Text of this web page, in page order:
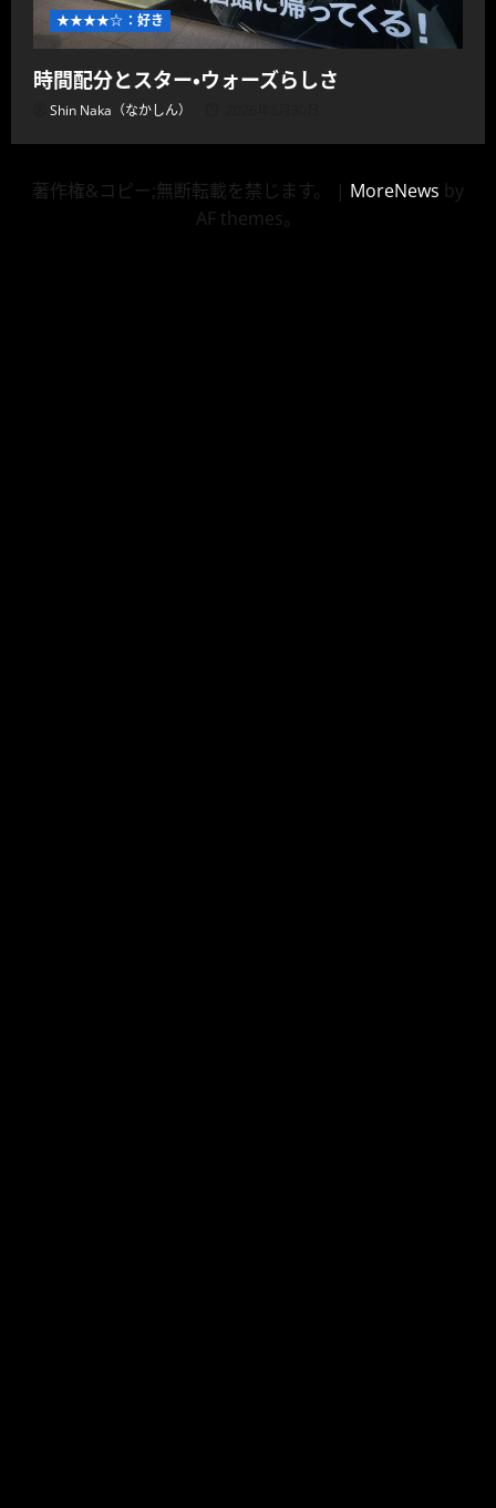
★★★★☆：好き
時間配分とスター・ウォーズらしさ
Shin Naka（なかしん）
著作権&コピー;無断転載を禁じます。 | MoreNews by
AF themes。